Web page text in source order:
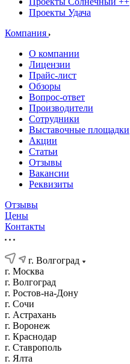
Проекты Удача
Компания
О компании
Лицензии
Прайс-лист
Обзоры
Вопрос-ответ
Производители
Сотрудники
Выставочные площадки
Акции
Статьи
Отзывы
Вакансии
Реквизиты
Отзывы
Цены
Контакты
г. Волгоград
г. Москва
г. Волгоград
г. Ростов-на-Дону
г. Сочи
г. Астрахань
г. Воронеж
г. Краснодар
г. Ставрополь
г. Ялта